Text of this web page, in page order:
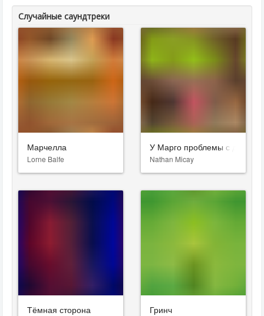
Случайные саундтреки
Марчелла
Lorne Balfe
У Марго проблемы с
Nathan Micay
Тёмная сторона Гринч